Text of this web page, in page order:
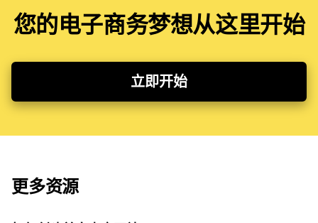
您的电子商务梦想从这里开始
立即开始
更多资源